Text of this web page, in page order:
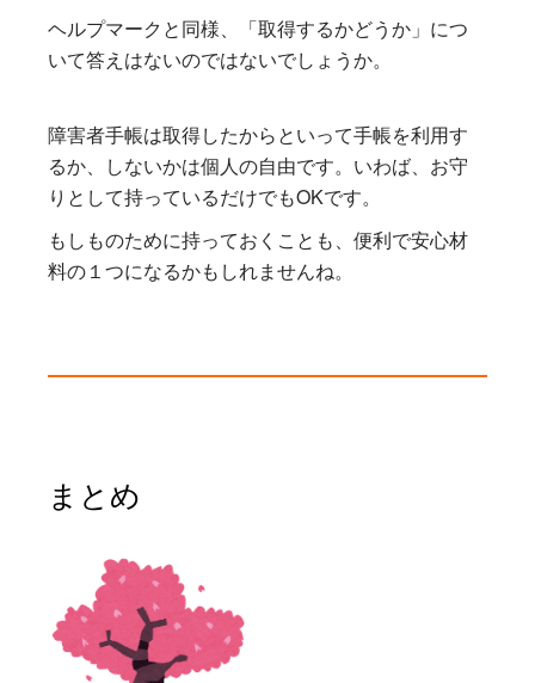
ヘルプマークと同様、「取得するかどうか」につ
いて答えはないのではないでしょうか。
障害者手帳は取得したからといって手帳を利用す
るか、しないかは個人の自由です。いわば、お守
りとして持っているだけでもOKです。
もしものために持っておくことも、便利で安心材
料の１つになるかもしれませんね。
まとめ